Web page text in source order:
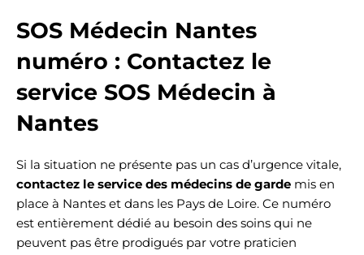
SOS Médecin Nantes
numéro : Contactez le
service SOS Médecin à
Nantes
Si la situation ne présente pas un cas d’urgence vitale,
contactez le service des médecins de garde mis en
place à Nantes et dans les Pays de Loire. Ce numéro
est entièrement dédié au besoin des soins qui ne
peuvent pas être prodigués par votre praticien